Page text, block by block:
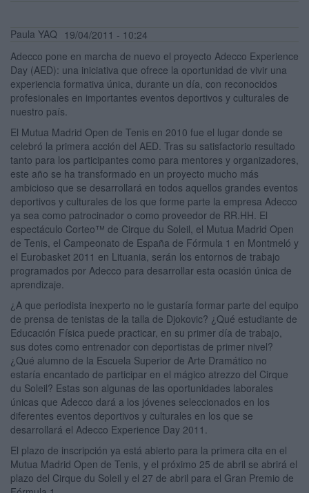
Paula YAQ 19/04/2011 - 10:24
Adecco pone en marcha de nuevo el proyecto Adecco Experience
Day (AED): una iniciativa que ofrece la oportunidad de vivir una
experiencia formativa única, durante un día, con reconocidos
profesionales en importantes eventos deportivos y culturales de
nuestro país.
El Mutua Madrid Open de Tenis en 2010 fue el lugar donde se
celebró la primera acción del AED. Tras su satisfactorio resultado
tanto para los participantes como para mentores y organizadores,
este año se ha transformado en un proyecto mucho más
ambicioso que se desarrollará en todos aquellos grandes eventos
deportivos y culturales de los que forme parte la empresa Adecco
ya sea como patrocinador o como proveedor de RR.HH. El
espectáculo Corteo™ de Cirque du Soleil, el Mutua Madrid Open
de Tenis, el Campeonato de España de Fórmula 1 en Montmeló y
el Eurobasket 2011 en Lituania, serán los entornos de trabajo
programados por Adecco para desarrollar esta ocasión única de
aprendizaje.
¿A que periodista inexperto no le gustaría formar parte del equipo
de prensa de tenistas de la talla de Djokovic? ¿Qué estudiante de
Educación Física puede practicar, en su primer día de trabajo,
sus dotes como entrenador con deportistas de primer nivel?
¿Qué alumno de la Escuela Superior de Arte Dramático no
estaría encantado de participar en el mágico atrezzo del Cirque
du Soleil? Estas son algunas de las oportunidades laborales
únicas que Adecco dará a los jóvenes seleccionados en los
diferentes eventos deportivos y culturales en los que se
desarrollará el Adecco Experience Day 2011.
El plazo de inscripción ya está abierto para la primera cita en el
Mutua Madrid Open de Tenis, y el próximo 25 de abril se abrirá el
plazo del Cirque du Soleil y el 27 de abril para el Gran Premio de